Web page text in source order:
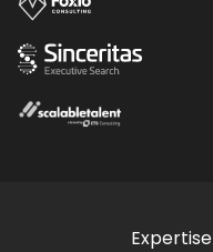
Expertise